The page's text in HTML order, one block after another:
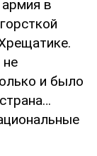
в
и было